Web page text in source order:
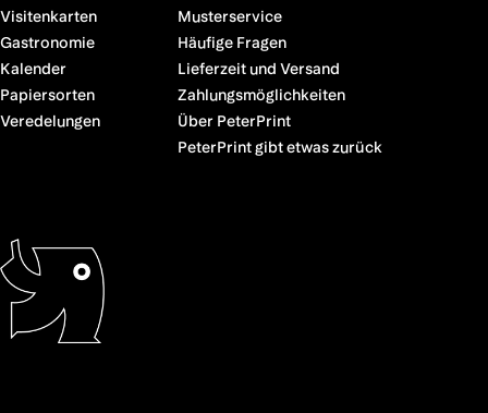
Visitenkarten
Gastronomie
Kalender
Papiersorten
Veredelungen
Musterservice
Häufige Fragen
Lieferzeit und Versand
Zahlungsmöglichkeiten
Über PeterPrint
PeterPrint gibt etwas zurück